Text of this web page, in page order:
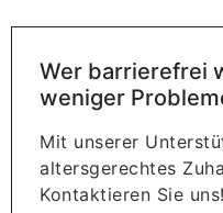
Wer barrierefrei
weniger
Mit unserer
altersgerechtes
Kontaktieren Sie uns!